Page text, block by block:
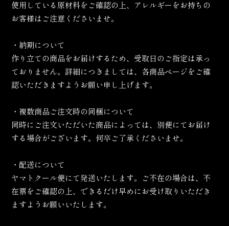
使用している原材料をご確認の上、アレルギーをお持ちの
お客様はご注意くださいませ。
・納期について
作り立ての商品をお届けするため、受取日のご指定は承っ
ておりません。詳細につきましては、各商品ページをご確
認いただきますようお願い申し上げます。
・複数商品ご注文時の同梱について
同時にご注文いただいた商品によっては、別便にてお届け
する場合がございます。何卒ご了承くださいませ。
・配送について
ヤマトクール便にて発送いたします。ご不在の場合は、不
在票をご確認の上、できるだけ早めにお受け取りいただき
ますようお願いいたします。